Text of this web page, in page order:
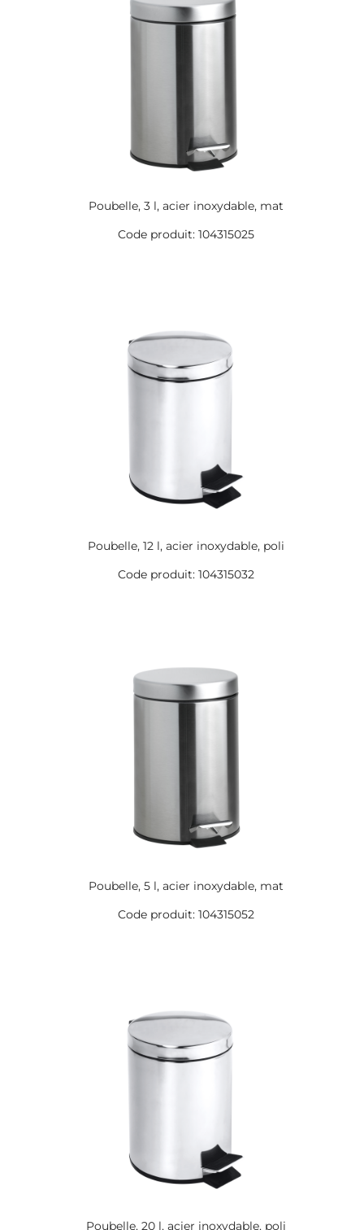
Poubelle, 3 l, acier inoxydable, mat
Code produit: 104315025
Poubelle, 12 l, acier inoxydable, poli
Code produit: 104315032
Poubelle, 5 l, acier inoxydable, mat
Code produit: 104315052
Poubelle, 20 l, acier inoxydable, poli